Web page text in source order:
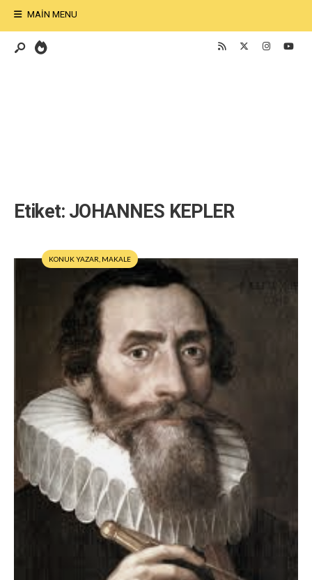
MAIN MENU
Etiket: JOHANNES KEPLER
KONUK YAZAR MAKALE